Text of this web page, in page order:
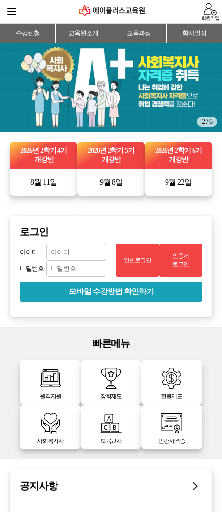
회원가입
수강신청 교육원소개 교육과정 학사일정
2 / 6
2026년 2학기 4기
개강반
8월 11일
2026년 2학기 5기
개강반
9월 8일
2026년 2학기 6기
개강반
9월 22일
로그인
아이디
비밀번호
일반로그인
인증서
로그인
모바일 수강방법 확인하기
빠른메뉴
원격지원 장학제도 환불제도
사회복지사 보육교사 민간자격증
공지사항